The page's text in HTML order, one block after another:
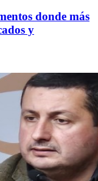
donde más
y